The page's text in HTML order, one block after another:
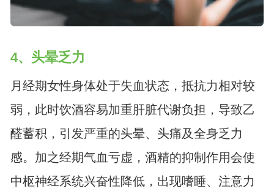
4、头晕乏力
月经期女性身体处于失血状态，抵抗力相对较
弱，此时饮酒容易加重肝脏代谢负担，导致乙
醛蓄积，引发严重的头晕、头痛及全身乏力
感。加之经期气血亏虚，酒精的抑制作用会使
中枢神经系统兴奋性降低，出现嗜睡、注意力